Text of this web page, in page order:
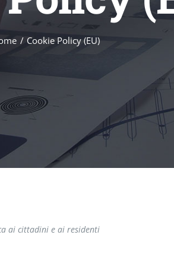
Cookie Policy (EU)
ai cittadini e ai residenti